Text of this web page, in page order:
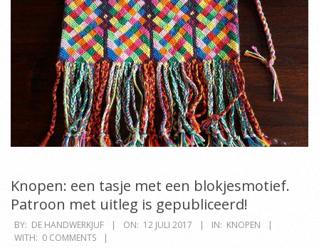
Knopen: een tasje met een blokjesmotief.
Patroon met uitleg is gepubliceerd!
2017-
07-
BY: DE HANDWERKJUF ON: 12 JULI 2017 IN: KNOPEN
WITH: 0 COMMENTS